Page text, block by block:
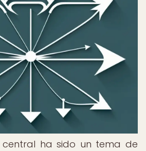
central ha sido un tema de